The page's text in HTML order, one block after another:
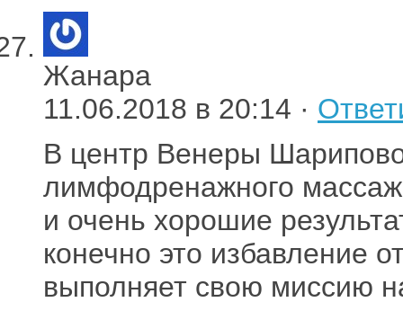
Жанара
11.06.2018 в 20:14 ·
В центр Венеры
лимфодренажного
и очень хорошие
конечно это избавление
выполняет свою миссию